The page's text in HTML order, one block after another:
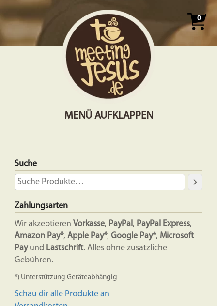
0
MENÜ AUFKLAPPEN
Suche
Zahlungsarten
Wir akzeptieren Vorkasse, PayPal, PayPal Express,
Amazon Pay*, Apple Pay*, Google Pay*, Microsoft
Payund Lastschrift. Alles ohne zusätzliche
Gebühren.
*) Unterstützung Geräteabhängig
Schau dir alle Produkte an